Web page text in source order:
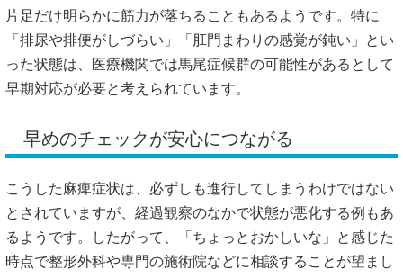
片足だけ明らかに筋力が落ちることもあるようです。特に
「排尿や排便がしづらい」「肛門まわりの感覚が鈍い」とい
った状態は、医療機関では馬尾症候群の可能性があるとして
早期対応が必要と考えられています。
早めのチェックが安心につながる
こうした麻痺症状は、必ずしも進行してしまうわけではない
とされていますが、経過観察のなかで状態が悪化する例もあ
るようです。したがって、「ちょっとおかしいな」と感じた
時点で整形外科や専門の施術院などに相談することが望まし